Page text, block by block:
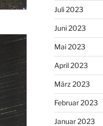
Juli 2023
Juni 2023
Mai 2023
April 2023
März 2023
Februar 2023
Januar 2023